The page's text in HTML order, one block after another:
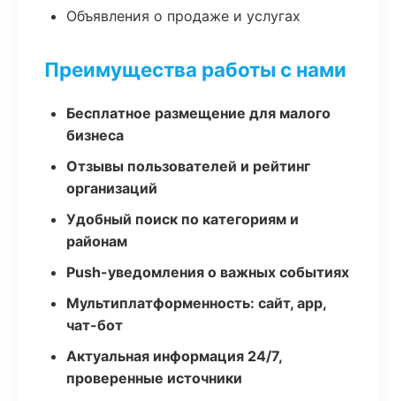
Объявления о продаже и услугах
Преимущества работы с нами
Бесплатное размещение для малого
бизнеса
Отзывы пользователей и рейтинг
организаций
Удобный поиск по категориям и
районам
Push-уведомления о важных событиях
Мультиплатформенность: сайт, app,
чат-бот
Актуальная информация 24/7,
проверенные источники